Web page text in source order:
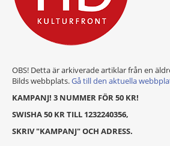
OBS! Detta är arkiverade artiklar från en
Bilds webbplats.Gå till den aktuella
KAMPANJ! 3 NUMMER FÖR 50 KR!
SWISHA 50 KR TILL 1232240356,
SKRIV "KAMPANJ" OCH ADRESS.